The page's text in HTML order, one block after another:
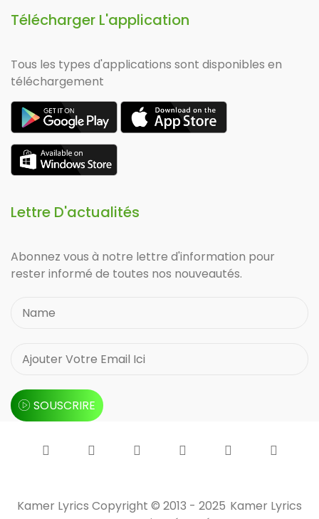
Télécharger L'application
Tous les types d'applications sont disponibles en
téléchargement
Lettre D'actualités
Abonnez vous à notre lettre d'information pour
rester informé de toutes nos nouveautés.
SOUSCRIRE
Kamer Lyrics Copyright © 2013 - 2025 Kamer Lyrics